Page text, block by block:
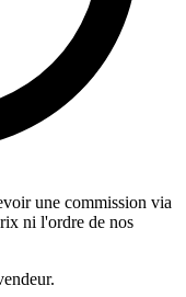
une commission via
ni l'ordre de nos